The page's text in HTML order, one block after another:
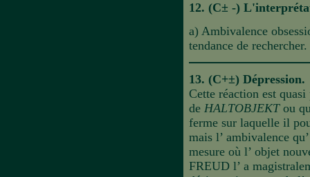
12. (C± -)
a) Ambivalence obs
tendance de
13. (C+±) Dépression.
Cette réaction est
de HALTOBJEKTou
ferme sur laquelle il
mais l’ ambivalence
mesure où l’ objet
FREUD l’ a